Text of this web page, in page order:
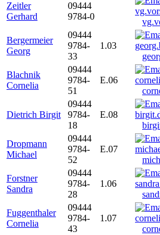
Zeitler
Gerhard
09444
9784-0
Bergermeier
Georg
09444
9784-
33
1.03
Blachnik
Cornelia
09444
9784-
51
E.06
Dietrich Birgit
09444
9784-
18
E.08
Dropmann
Michael
09444
9784-
52
E.07
Forstner
Sandra
09444
9784-
28
1.06
Fuggenthaler
Cornelia
09444
9784-
43
1.07